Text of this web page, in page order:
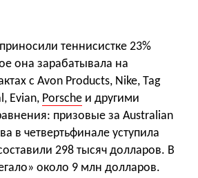
теннисистке 23%
она зарабатывала на
с Avon Products, Nike, Tag
Evian, Porsche и другими
призовые за Australian
в четвертьфинале уступила
298 тысяч долларов. В
около 9 млн долларов.